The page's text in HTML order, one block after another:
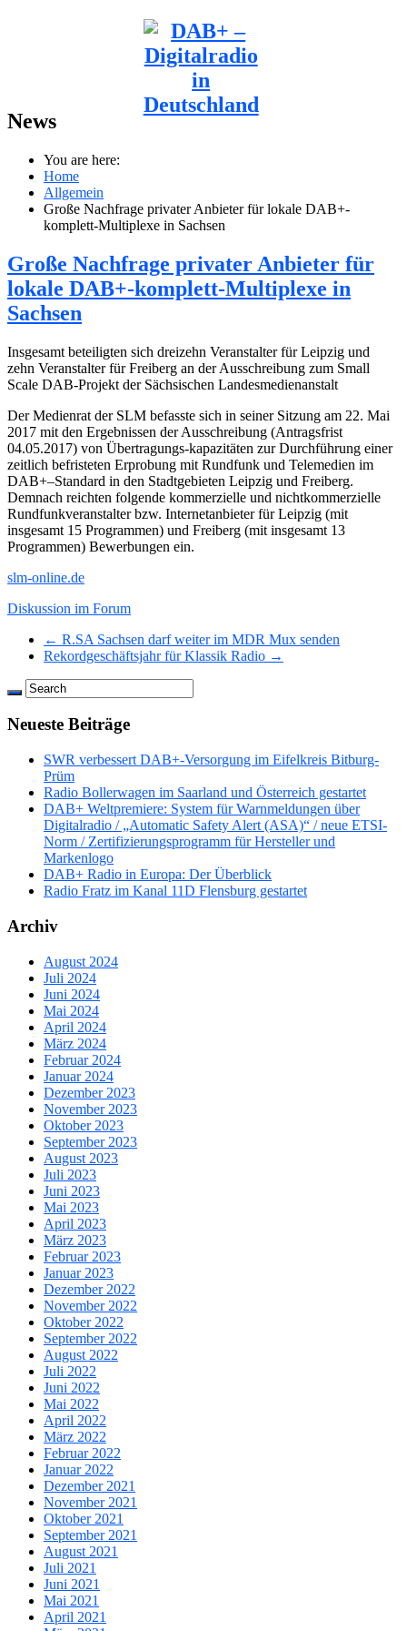
News
You are here:
Home
Allgemein
Große Nachfrage privater Anbieter für lokale DAB+-
komplett-Multiplexe in Sachsen
Große Nachfrage privater Anbieter für
lokale DAB+-komplett-Multiplexe in
Sachsen
Insgesamt beteiligten sich dreizehn Veranstalter für Leipzig und
zehn Veranstalter für Freiberg an der Ausschreibung zum Small
Scale DAB-Projekt der Sächsischen Landesmedienanstalt
Der Medienrat der SLM befasste sich in seiner Sitzung am 22. Mai
2017 mit den Ergebnissen der Ausschreibung (Antragsfrist
04.05.2017) von Übertragungs-kapazitäten zur Durchführung einer
zeitlich befristeten Erprobung mit Rundfunk und Telemedien im
DAB+‒Standard in den Stadtgebieten Leipzig und Freiberg.
Demnach reichten folgende kommerzielle und nichtkommerzielle
Rundfunkveranstalter bzw. Internetanbieter für Leipzig (mit
insgesamt 15 Programmen) und Freiberg (mit insgesamt 13
Programmen) Bewerbungen ein.
slm-online.de
Diskussion im Forum
← R.SA Sachsen darf weiter im MDR Mux senden
Rekordgeschäftsjahr für Klassik Radio →
Neueste Beiträge
SWR verbessert DAB+-Versorgung im Eifelkreis Bitburg-
Prüm
Radio Bollerwagen im Saarland und Österreich gestartet
DAB+ Weltpremiere: System für Warnmeldungen über
Digitalradio / „Automatic Safety Alert (ASA)“ / neue ETSI-
Norm / Zertifizierungsprogramm für Hersteller und
Markenlogo
DAB+ Radio in Europa: Der Überblick
Radio Fratz im Kanal 11D Flensburg gestartet
Archiv
August 2024
Juli 2024
Juni 2024
Mai 2024
April 2024
März 2024
Februar 2024
Januar 2024
Dezember 2023
November 2023
Oktober 2023
September 2023
August 2023
Juli 2023
Juni 2023
Mai 2023
April 2023
März 2023
Februar 2023
Januar 2023
Dezember 2022
November 2022
Oktober 2022
September 2022
August 2022
Juli 2022
Juni 2022
Mai 2022
April 2022
März 2022
Februar 2022
Januar 2022
Dezember 2021
November 2021
Oktober 2021
September 2021
August 2021
Juli 2021
Juni 2021
Mai 2021
April 2021